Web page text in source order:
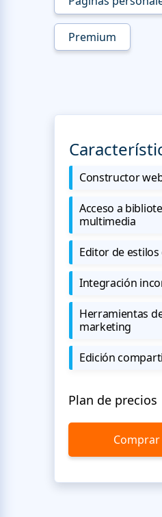
Premium
Constructor
Acceso a
multimedia
Editor de
Integración
Herramientas
marketing
Edición
Plan de precios